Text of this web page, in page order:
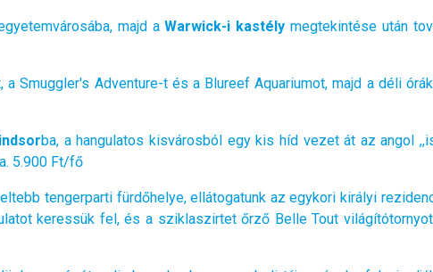
majd aWarwick-i kastély megtekintése után
a Smuggler's Adventure-t és a Blureef Aquariumot, majd a déli
ba, a hangulatos kisvárosból egy kis híd vezet át az angol
5.900 Ft/fő
tengerparti fürdőhelye, ellátogatunk az egykori királyi
keressük fel, és a sziklaszirtet őrző Belle Tout